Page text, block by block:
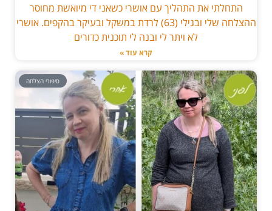
התחלתי את התהליך עם אושרי כשאני די מיואשת מחוסר
ההצלחה שלי ובגילי (63) לרדת במשקל ובעיקר בהקפים. אושרי
לא ויתר לי ובנה לי תוכנית כדורים
קרא עוד »
סיפורי הצלחה